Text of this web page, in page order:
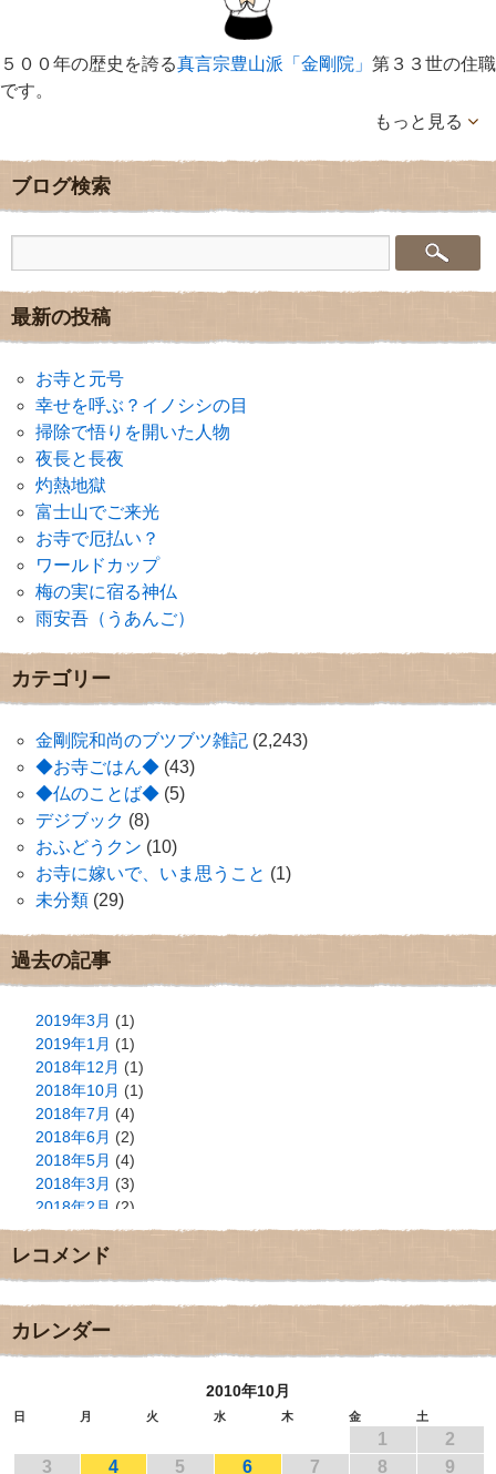
５００年の歴史を誇る真言宗豊山派「金剛院」 第３３世の住職
です。
もっと見る
ブログ検索
最新の投稿
お寺と元号
幸せを呼ぶ？イノシシの目
掃除で悟りを開いた人物
夜長と長夜
灼熱地獄
富士山でご来光
お寺で厄払い？
ワールドカップ
梅の実に宿る神仏
雨安吾（うあんご）
カテゴリー
金剛院和尚のブツブツ雑記 (2,243)
◆お寺ごはん◆ (43)
◆仏のことば◆ (5)
デジブック (8)
おふどうクン (10)
お寺に嫁いで、いま思うこと (1)
未分類 (29)
過去の記事
2019年3月 (1)
2019年1月 (1)
2018年12月 (1)
2018年10月 (1)
2018年7月 (4)
2018年6月 (2)
2018年5月 (4)
2018年3月 (3)
2018年2月 (2)
2018年1月(2)
2017年12月
2017年11月(3)
2017年9月
2017年8月
2017年5月
2017年3月(1)
レコメンド
カレンダー
2010年10月
日 月 火 水 木 金 土
1
2
3
4 5 6 7 8 9